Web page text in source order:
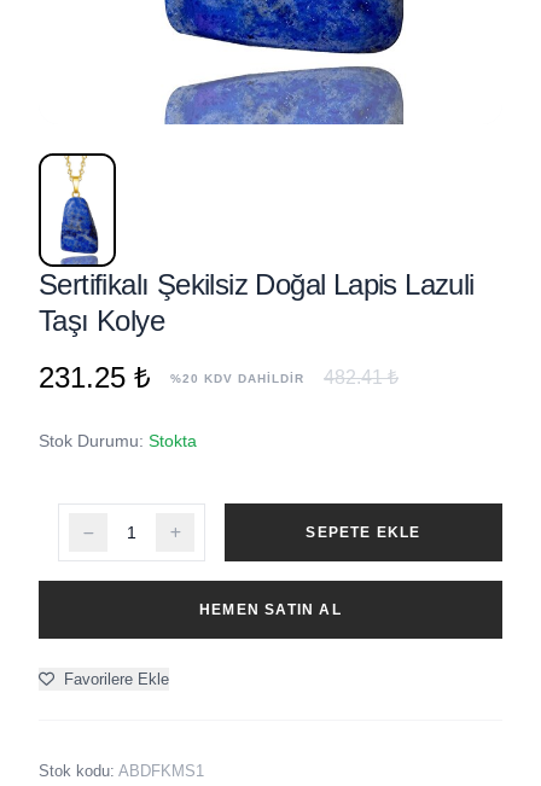
Sertifikalı Şekilsiz Doğal Lapis Lazuli
Taşı Kolye
231.25 ₺
%20 KDV DAHİLDİR 482.41 ₺
Stok Durumu: Stokta
SEPETE EKLE
HEMEN SATIN AL
Favorilere Ekle
Stok kodu: ABDFKMS1